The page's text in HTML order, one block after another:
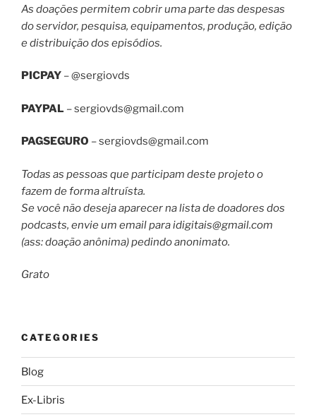
As doações permitem cobrir uma parte das despesas
do servidor, pesquisa, equipamentos, produção, edição
e distribuição dos episódios.
PICPAY – @sergiovds
PAYPAL –sergiovds@gmail.com
PAGSEGURO –sergiovds@gmail.com
Todas as pessoas que participam deste projeto o
fazem de forma altruísta.
Se você não deseja aparecer na lista de doadores dos
podcasts, envie um email paraidigitais@gmail.com
(ass: doação anônima) pedindo anonimato.
Grato
CATEGORIES
Blog
Ex-Libris